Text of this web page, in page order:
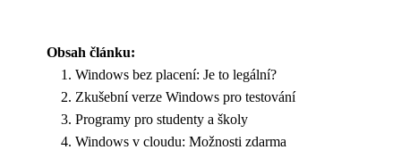
Obsah článku:
Windows bez placení: Je to legální?
Zkušební verze Windows pro testování
Programy pro studenty a školy
Windows v cloudu: Možnosti zdarma